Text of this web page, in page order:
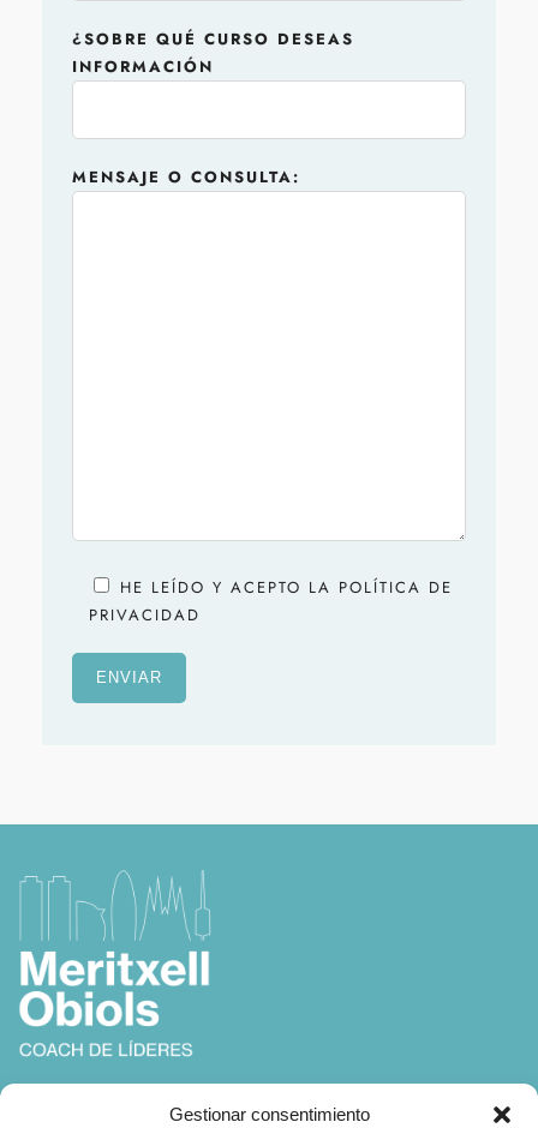
Gestionar consentimiento
¿SOBRE QUÉ CURSO DESEAS
INFORMACIÓN
MENSAJE O CONSULTA:
HE LEÍDO Y ACEPTO LA POLÍTICA DE
PRIVACIDAD
Coaching, Inteligencia Emocional y Liderazgo